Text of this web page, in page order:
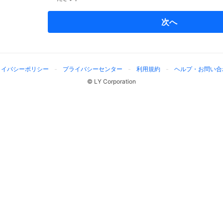
次へ
バシーポリシー プライバシーセンター 利用規約
ヘルプ・お問い
© LY Corporation